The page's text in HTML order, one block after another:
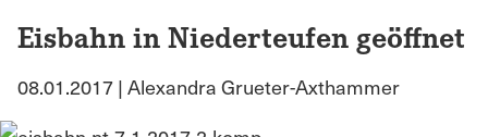
Eisbahn in Niederteufen geöffnet
08.01.2017 | Alexandra Grueter-Axthammer